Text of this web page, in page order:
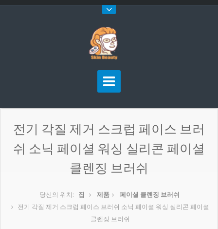
전기 각질 제거 스크럽 페이스 브러
쉬 소닉 페이셜 워싱 실리콘 페이셜
클렌징 브러쉬
당신의 위치: 집 제품
페이셜 클렌징 브러쉬
전기 각질 제거 스크럽 페이스 브러쉬 소닉 페이셜 워싱 실리콘 페이셜
클렌징 브러쉬